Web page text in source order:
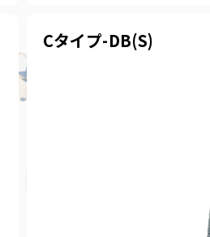
Cタイプ-DB(S)